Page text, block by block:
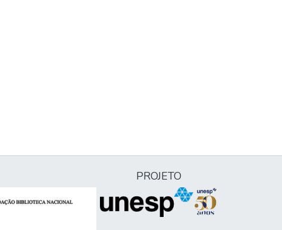
PROJETO